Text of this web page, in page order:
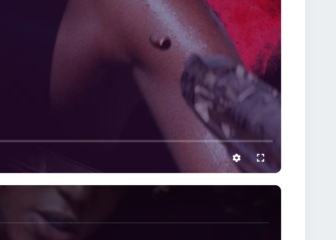
settings